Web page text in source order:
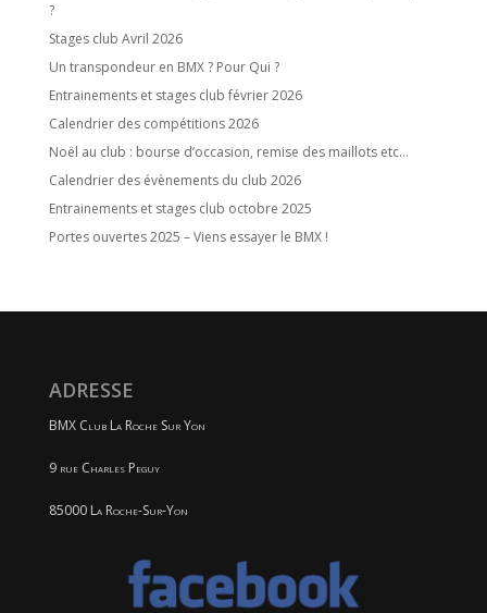
?
Stages club Avril 2026
Un transpondeur en BMX ? Pour Qui ?
Entrainements et stages club février 2026
Calendrier des compétitions 2026
Noël au club : bourse d’occasion, remise des maillots etc…
Calendrier des évènements du club 2026
Entrainements et stages club octobre 2025
Portes ouvertes 2025 – Viens essayer le BMX !
ADRESSE
BMX Club La Roche Sur Yon
9 rue Charles Peguy
85000 La Roche-Sur-Yon